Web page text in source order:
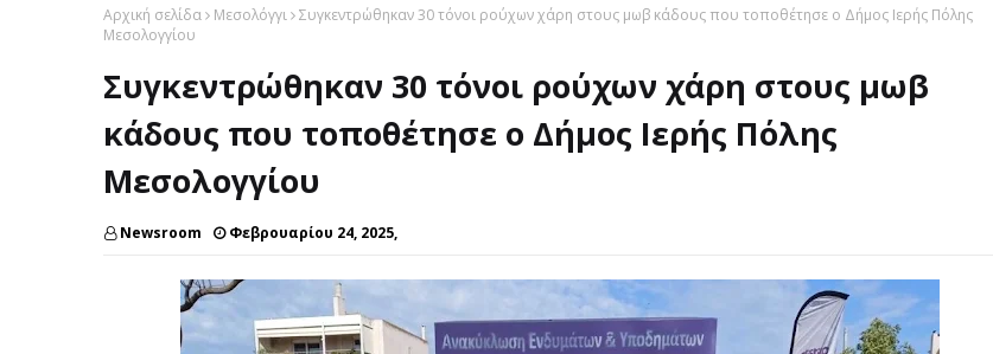
Αρχική σελίδα Μεσολόγγι Συγκεντρώθηκαν 30 τόνοι ρούχων χάρη στους μωβ κάδους που τοποθέτησε ο Δήμος Ιερής Πόλης
Μεσολογγίου
Συγκεντρώθηκαν 30 τόνοι ρούχων χάρη στους μωβ
κάδους που τοποθέτησε ο Δήμος Ιερής Πόλης
Μεσολογγίου
Newsroom Φεβρουαρίου 24, 2025,